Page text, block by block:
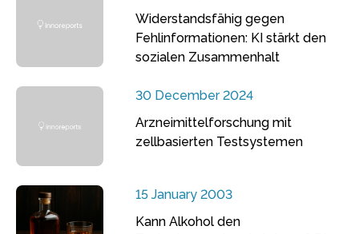
Widerstandsfähig gegen
Fehlinformationen: KI stärkt den
sozialen Zusammenhalt
30 December 2024
Arzneimittelforschung mit
zellbasierten Testsystemen
15 January 2003
Kann Alkohol den